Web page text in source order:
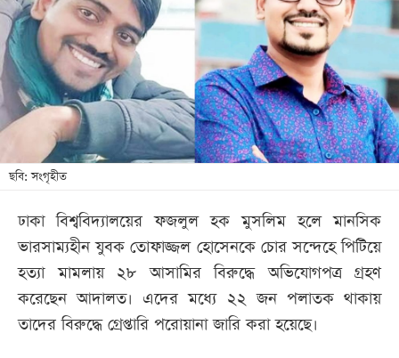
খেলা
বিনোদন
লাইফ
স্টাইল
শিক্ষা
তথ্যপ্রযুক্তি
বিভাগ
ছবি
ভিডিও
ছবি: সংগৃহীত
ঢাকা বিশ্ববিদ্যালয়ের ফজলুল হক মুসলিম হলে মানসিক
ভারসাম্যহীন যুবক তোফাজ্জল হোসেনকে চোর সন্দেহে পিটিয়ে
হত্যা মামলায় ২৮ আসামির বিরুদ্ধে অভিযোগপত্র গ্রহণ
করেছেন আদালত। এদের মধ্যে ২২ জন পলাতক থাকায়
তাদের বিরুদ্ধে গ্রেপ্তারি পরোয়ানা জারি করা হয়েছে।